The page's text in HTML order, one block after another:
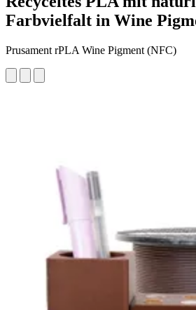
Farbvielfalt in Wine
Prusament rPLA Wine Pigment (NFC)